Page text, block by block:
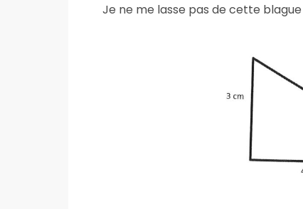
Je ne me lasse pas de cette